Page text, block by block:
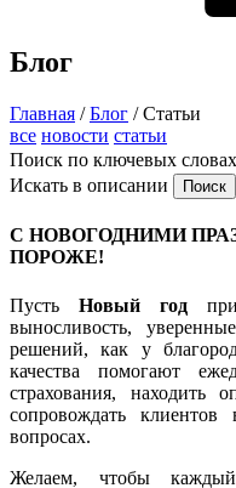
Блог
Главная /Блог /Статьи
все новости статьи
Поиск по ключевых словах
Искать в описании
С НОВОГОДНИМИ
ПОРОЖЕ!
ПустьНовый год
выносливость,
решений, как у
качества помогают
страхования, находить
сопровождать
вопросах.
Желаем, чтобы